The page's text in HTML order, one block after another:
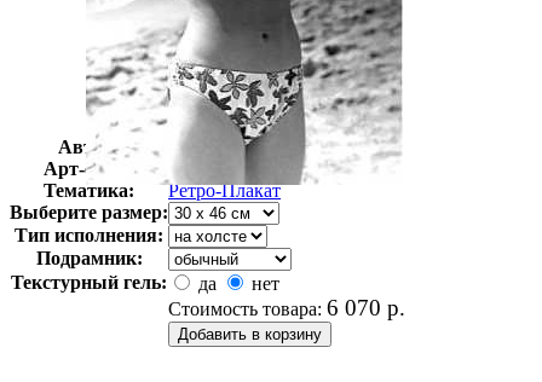
Автор:
Неизвестно
Арт-стиль
Тематика:
Ретро-Плакат
Выберите размер:
Тип исполнения:
Подрамник:
Текстурный гель:
да
нет
Стоимость товара: 6 070 р.